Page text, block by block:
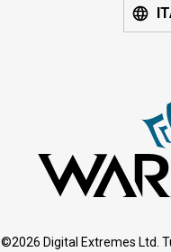
©2026 Digital Extremes Ltd.